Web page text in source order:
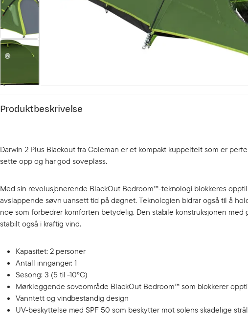
Produktbeskrivelse
Darwin 2 Plus Blackout fra Coleman er et kompakt kuppeltelt som er
sette opp og har god soveplass.
Med sin revolusjonerende BlackOut Bedroom™-teknologi blokkeres
avslappende søvn uansett tid på døgnet. Teknologien bidrar også til å
noe som forbedrer komforten betydelig. Den stabile konstruksjonen
stabilt også i kraftig vind.
Kapasitet: 2 personer
Antall innganger: 1
Sesong: 3 (5 til -10ºC)
Mørkleggende soveområde BlackOut Bedroom™ som blokkerer
Vanntett og vindbestandig design
UV-beskyttelse med SPF 50 som beskytter mot solens skadelige